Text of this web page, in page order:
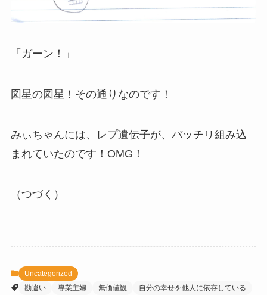
「ガーン！」
図星の図星！その通りなのです！
みぃちゃんには、レプ遺伝子が、バッチリ組み込
まれていたのです！OMG！
（つづく）
Uncategorized
勘違い
専業主婦 無価値観 自分の幸せを他人に依存している